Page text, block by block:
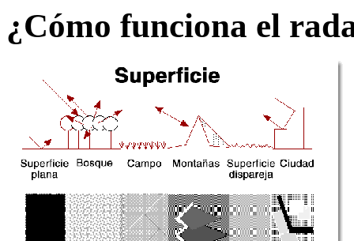
¿Cómo funciona el